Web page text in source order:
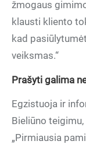
žmogaus
klausti kliento
kad
veiksmas.“
Prašyti galima
Egzistuoja ir
Bieliūno
„Pirmiausia